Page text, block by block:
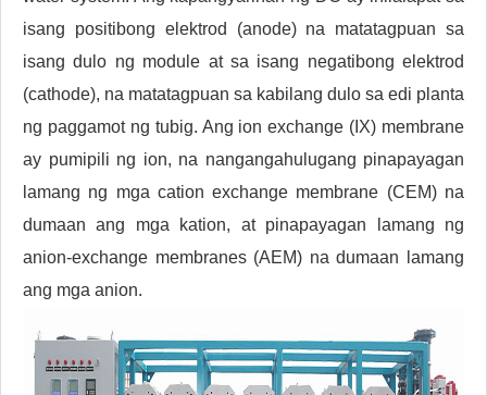
isang positibong elektrod (anode) na matatagpuan sa
isang dulo ng module at sa isang negatibong elektrod
(cathode), na matatagpuan sa kabilang dulo sa edi planta
ng paggamot ng tubig. Ang ion exchange (IX) membrane
ay pumipili ng ion, na nangangahulugang pinapayagan
lamang ng mga cation exchange membrane (CEM) na
dumaan ang mga kation, at pinapayagan lamang ng
anion-exchange membranes (AEM) na dumaan lamang
ang mga anion.